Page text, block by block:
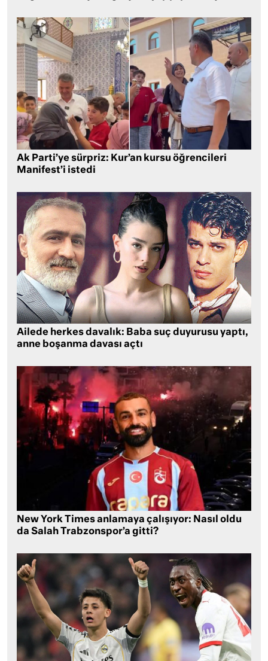
Ak Parti’ye sürpriz: Kur’an kursu öğrencileri
Manifest’i istedi
Ailede herkes davalık: Baba suç duyurusu yaptı,
anne boşanma davası açtı
New York Times anlamaya çalışıyor: Nasıl oldu
da Salah Trabzonspor’a gitti?